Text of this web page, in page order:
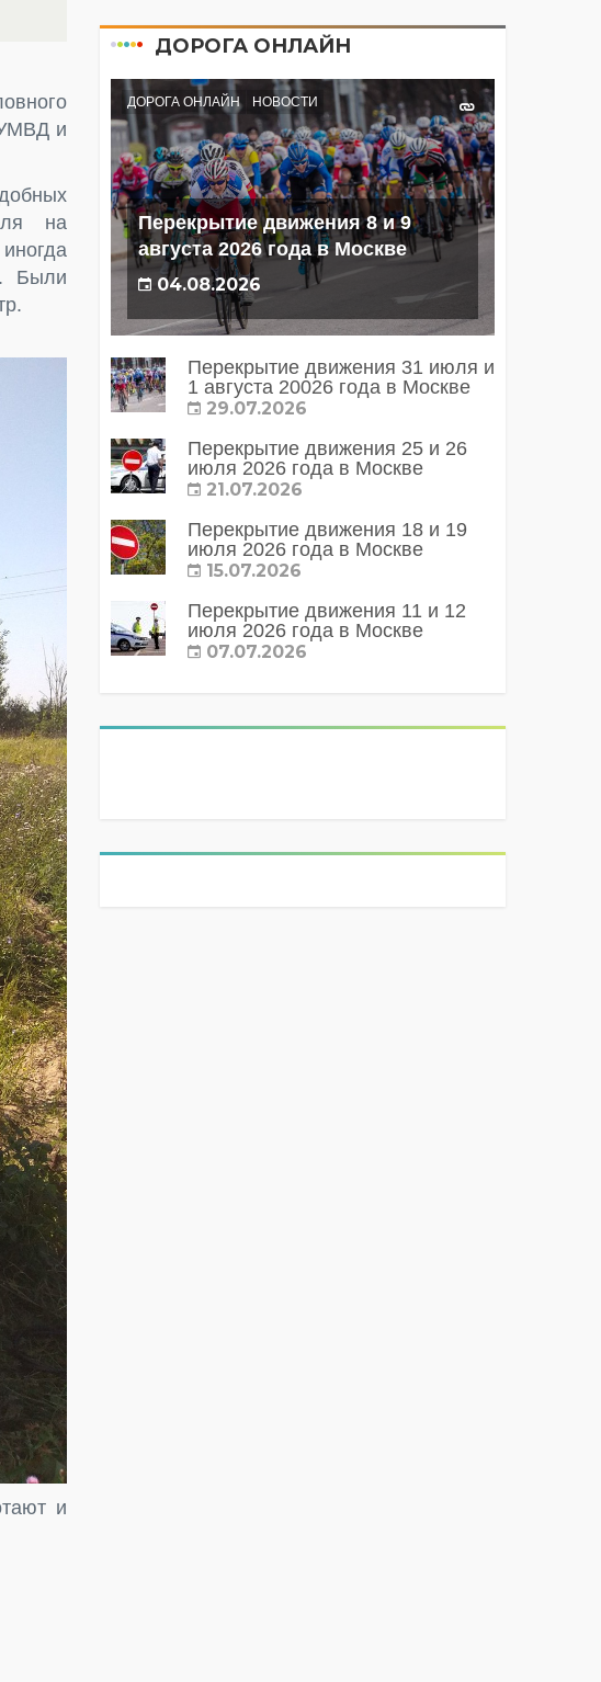
и
на
Были
и
ДОРОГА ОНЛАЙН
ДОРОГА ОНЛАЙН НОВОСТИ
Перекрытие движения 8 и 9
августа 2026 года в Москве
04.08.2026
Перекрытие движения 31 июля и
1 августа 20026 года в Москве
29.07.2026
Перекрытие движения 25 и 26
июля 2026 года в Москве
21.07.2026
Перекрытие движения 18 и 19
июля 2026 года в Москве
15.07.2026
Перекрытие движения 11 и 12
июля 2026 года в Москве
07.07.2026